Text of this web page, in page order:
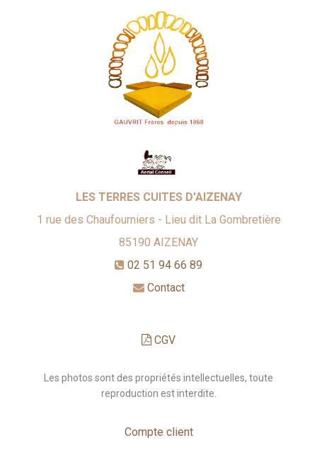
LES TERRES CUITES D'AIZENAY
1 rue des Chaufourniers - Lieu dit La Gombretière
85190 AIZENAY
02 51 94 66 89
Contact
CGV
Les photos sont des propriétés intellectuelles, toute
reproduction est interdite.
Compte client